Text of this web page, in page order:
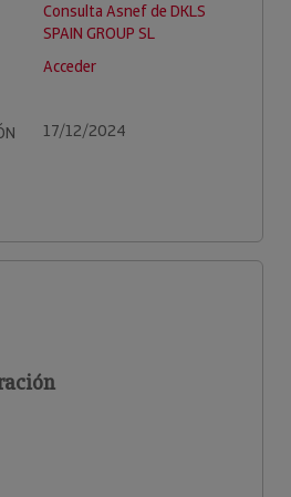
Consulta Asnef de DKLS
SPAIN GROUP SL
Acceder
17/12/2024